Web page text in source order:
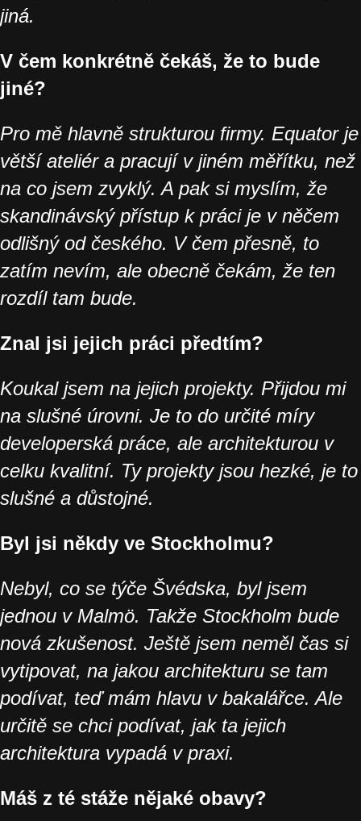
jiná.
V čem konkrétně čekáš, že to bude
jiné?
Pro mě hlavně strukturou firmy. Equator je
větší ateliér a pracují v jiném měřítku, než
na co jsem zvyklý. A pak si myslím, že
skandinávský přístup k práci je v něčem
odlišný od českého. V čem přesně, to
zatím nevím, ale obecně čekám, že ten
rozdíl tam bude.
Znal jsi jejich práci předtím?
Koukal jsem na jejich projekty. Přijdou mi
na slušné úrovni. Je to do určité míry
developerská práce, ale architekturou v
celku kvalitní. Ty projekty jsou hezké, je to
slušné a důstojné.
Byl jsi někdy ve Stockholmu?
Nebyl, co se týče Švédska, byl jsem
jednou v Malmö. Takže Stockholm bude
nová zkušenost. Ještě jsem neměl čas si
vytipovat, na jakou architekturu se tam
podívat, teď mám hlavu v bakalářce. Ale
určitě se chci podívat, jak ta jejich
architektura vypadá v praxi.
Máš z té stáže nějaké obavy?